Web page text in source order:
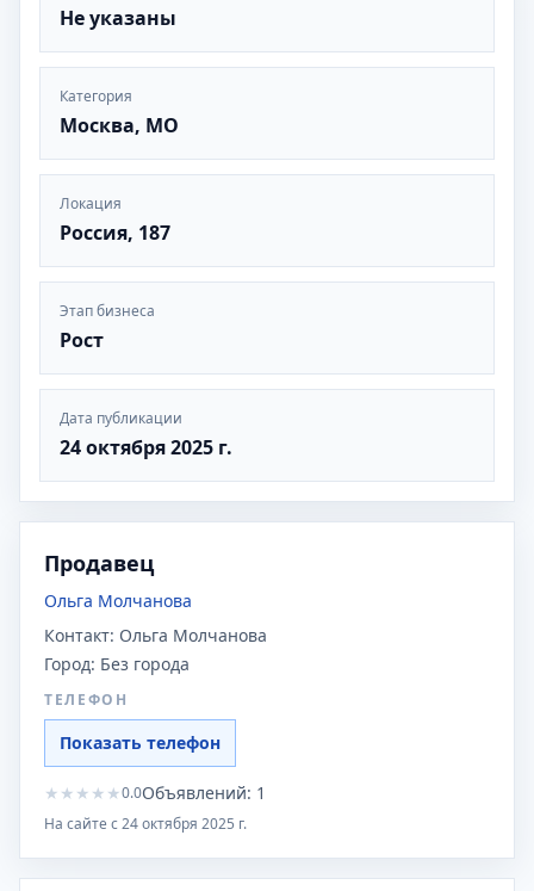
Не указаны
Категория
Москва, МО
Локация
Россия, 187
Этап бизнеса
Рост
Дата публикации
24 октября 2025 г.
Продавец
Ольга Молчанова
Контакт: Ольга Молчанова
Город: Без города
ТЕЛЕФОН
Показать телефон
★ ★ ★ ★ ★0.0Объявлений: 1
На сайте с24 октября 2025 г.